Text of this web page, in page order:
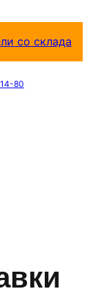
со склада
80